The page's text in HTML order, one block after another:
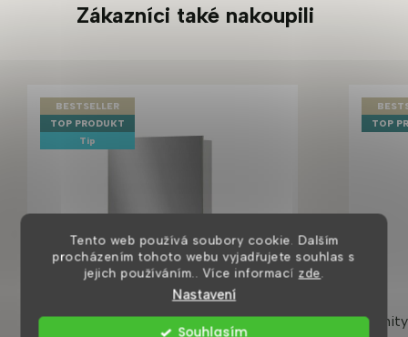
Tento web používá soubory cookie. Dalším
procházením tohoto webu vyjadřujete souhlas s
jejich používáním.. Více informací zde
Nastavení
Souhlasím
Zákazníci také nakoupili
BESTSELLER
TOP PRODUKT
Tip
Aqua-Easy 45 zrcadlová skříňka do
TOP